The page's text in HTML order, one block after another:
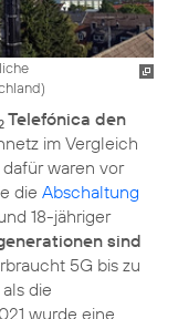
)
Telefónica den
im Vergleich
dafür waren vor
die Abschaltung
18-jähriger
sind
5G bis zu
die
wurde eine